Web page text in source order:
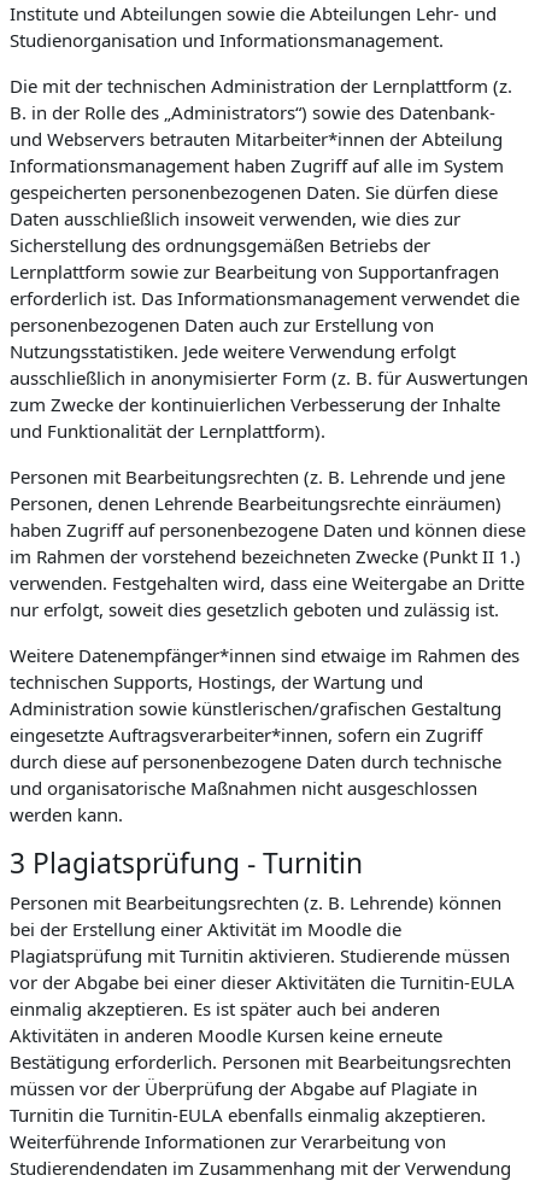
Institute und Abteilungen sowie die Abteilungen Lehr- und
Studienorganisation und Informationsmanagement.
Die mit der technischen Administration der Lernplattform (z.
B. in der Rolle des „Administrators“) sowie des Datenbank-
und Webservers betrauten Mitarbeiter*innen der Abteilung
Informationsmanagement haben Zugriff auf alle im System
gespeicherten personenbezogenen Daten. Sie dürfen diese
Daten ausschließlich insoweit verwenden, wie dies zur
Sicherstellung des ordnungsgemäßen Betriebs der
Lernplattform sowie zur Bearbeitung von Supportanfragen
erforderlich ist. Das Informationsmanagement verwendet die
personenbezogenen Daten auch zur Erstellung von
Nutzungsstatistiken. Jede weitere Verwendung erfolgt
ausschließlich in anonymisierter Form (z. B. für Auswertungen
zum Zwecke der kontinuierlichen Verbesserung der Inhalte
und Funktionalität der Lernplattform).
Personen mit Bearbeitungsrechten (z. B. Lehrende und jene
Personen, denen Lehrende Bearbeitungsrechte einräumen)
haben Zugriff auf personenbezogene Daten und können diese
im Rahmen der vorstehend bezeichneten Zwecke (Punkt II 1.)
verwenden. Festgehalten wird, dass eine Weitergabe an Dritte
nur erfolgt, soweit dies gesetzlich geboten und zulässig ist.
Weitere Datenempfänger*innen sind etwaige im Rahmen des
technischen Supports, Hostings, der Wartung und
Administration sowie künstlerischen/grafischen Gestaltung
eingesetzte Auftragsverarbeiter*innen, sofern ein Zugriff
durch diese auf personenbezogene Daten durch technische
und organisatorische Maßnahmen nicht ausgeschlossen
werden kann.
3 Plagiatsprüfung - Turnitin
Personen mit Bearbeitungsrechten (z. B. Lehrende) können
bei der Erstellung einer Aktivität im Moodle die
Plagiatsprüfung mit Turnitin aktivieren. Studierende müssen
vor der Abgabe bei einer dieser Aktivitäten die Turnitin-EULA
einmalig akzeptieren. Es ist später auch bei anderen
Aktivitäten in anderen Moodle Kursen keine erneute
Bestätigung erforderlich. Personen mit Bearbeitungsrechten
müssen vor der Überprüfung der Abgabe auf Plagiate in
Turnitin die Turnitin-EULA ebenfalls einmalig akzeptieren.
Weiterführende Informationen zur Verarbeitung von
Studierendendaten im Zusammenhang mit der Verwendung